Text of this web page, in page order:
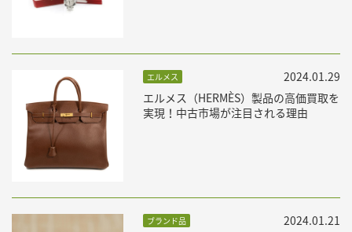
エルメス
エルメス（HERMÈS）製品の高価買取を
実現！中古市場が注目される理由
2024.01.29
ブランド品 2024.01.21